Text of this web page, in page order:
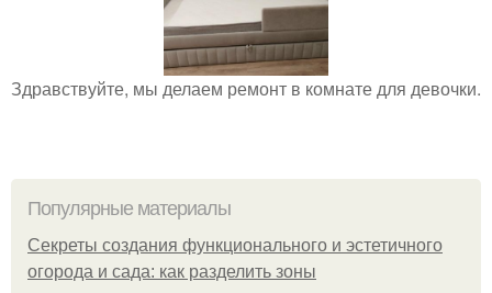
Здравствуйте, мы делаем ремонт в комнате для девочки.
Популярные материалы
Секреты создания функционального и эстетичного
огорода и сада: как разделить зоны